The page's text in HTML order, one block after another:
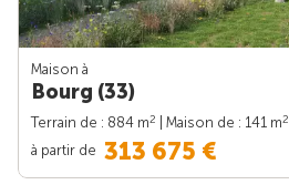
Maison à
Bourg (33)
Terrain de : 884 m2 | Maison de : 141 m2
à partir de 313 675 €